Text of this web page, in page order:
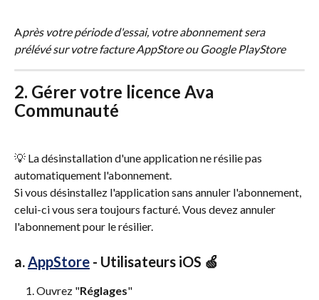
Après votre période d'essai, votre abonnement sera
prélévé sur votre facture AppStore ou Google PlayStore
2. Gérer votre licence Ava
Communauté
💡 La désinstallation d'une application ne résilie pas
automatiquement l'abonnement.
Si vous désinstallez l'application sans annuler l'abonnement,
celui-ci vous sera toujours facturé. Vous devez annuler
l'abonnement pour le résilier.
a. AppStore - Utilisateurs iOS 🍏
Ouvrez "Réglages"